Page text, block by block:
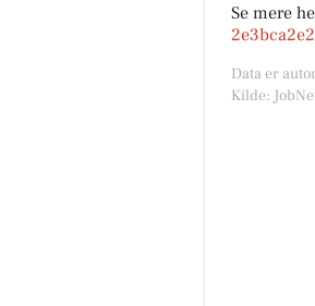
Se mere
Data er
Kilde: